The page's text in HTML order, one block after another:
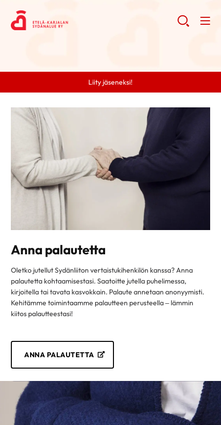
Liity jäseneksi!
Anna palautetta
Oletko jutellut Sydänliiton vertaistukihenkilön kanssa? Anna
palautetta kohtaamisestasi. Saatoitte jutella puhelimessa,
kirjoitella tai tavata kasvokkain. Palaute annetaan anonyymisti.
Kehitämme toimintaamme palautteen perusteella – lämmin
kiitos palautteestasi!
ANNA PALAUTETTA